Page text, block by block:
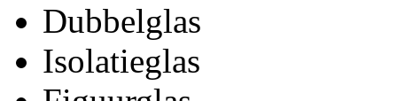
Dubbelglas
Isolatieglas